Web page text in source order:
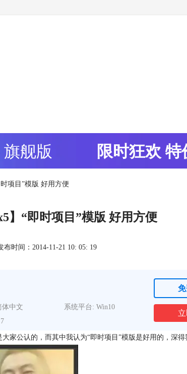
舰版 限时狂欢 特
项目”模版 好用方便
】“即时项目”模版 好用方便
布时间：2014-11-21 10: 05: 19
体中文
系统平台: Win10
家公认的，而其中我认为“即时项目”模版是好用的，深得